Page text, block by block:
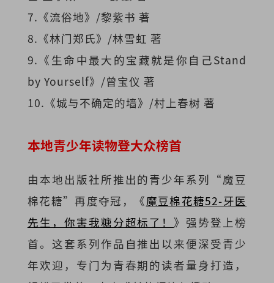
7.《流俗地》/黎紫书 著
8.《林门郑氏》/林雪虹 著
9.《生命中最大的宝藏就是你自己Stand
by Yourself》/曾宝仪 著
10.《城与不确定的墙》/村上春树 著
本地青少年读物登大众榜首
由本地出版社所推出的青少年系列“魔豆
棉花糖”再度夺冠，《魔豆棉花糖52-牙医
先生，你害我糖分超标了！》强势登上榜
首。这套系列作品自推出以来便深受青少
年欢迎，专门为青春期的读者量身打造，